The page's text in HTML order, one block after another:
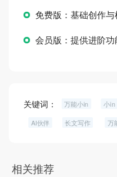
免费版：基础创作
会员版：提供进阶
关键词： 万能小in 小in
AI伙伴 长文写作 万
相关推荐